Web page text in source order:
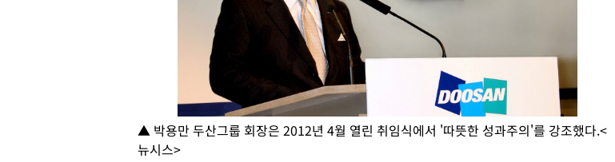
▲ 박용만 두산그룹 회장은 2012년 4월 열린 취임식에서 '따뜻한 성과주의'를 강조했다.<
뉴시스>